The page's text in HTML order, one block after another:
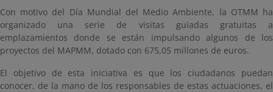
Con motivo del Día Mundial del Medio Ambiente, la OTMM ha
organizado una serie de visitas guiadas gratuitas a
emplazamientos donde se están impulsando algunos de los
proyectos del MAPMM, dotado con 675,05 millones de euros.
El objetivo de esta iniciativa es que los ciudadanos puedan
conocer, de la mano de los responsables de estas actuaciones, el